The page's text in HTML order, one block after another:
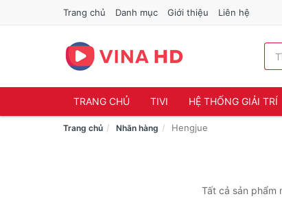
Trang chủ Danh mục Giới thiệu Liên hệ
TRANG CHỦ TIVI HỆ THỐNG GIẢI TRÍ
Trang chủ Nhãn hàng Hengjue
Tất cả sản phẩm